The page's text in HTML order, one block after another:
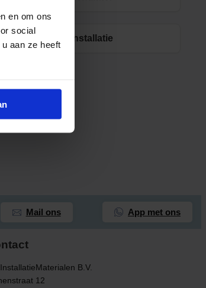
en om ons
social
aan ze heeft
Installatie
Mail ons App met ons
B.V.
12